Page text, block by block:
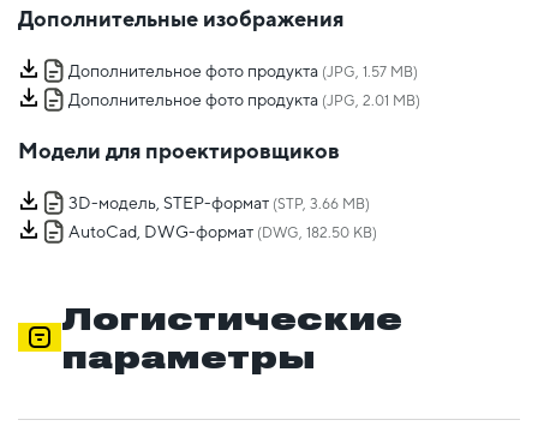
Дополнительные изображения
Дополнительное фото продукта (JPG, 1.57 MB)
Дополнительное фото продукта (JPG, 2.01 MB)
Модели для проектировщиков
3D-модель, STEP-формат (STP, 3.66 MB)
AutoCad, DWG-формат (DWG, 182.50 KB)
Логистические
параметры